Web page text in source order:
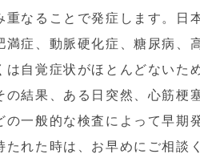
なることで発症します。日
症、動脈硬化症、糖尿病、
自覚症状がほとんどないた
結果、ある日突然、心筋梗
一般的な検査によって早期
れた時は、お早めにご相談